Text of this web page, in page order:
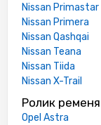
Nissan Primastar
Nissan Primera
Nissan Qashqai
Nissan Teana
Nissan Tiida
Nissan X-Trail
Ролик
Opel Astra